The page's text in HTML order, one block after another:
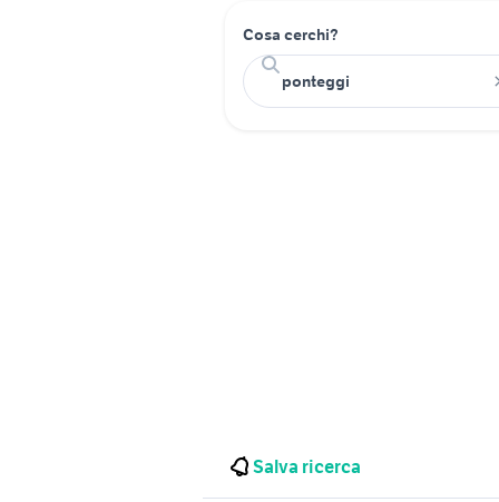
Cosa cerchi?
Salva ricerca